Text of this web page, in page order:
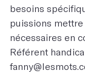
besoins
puissions
nécessaires en
Référent